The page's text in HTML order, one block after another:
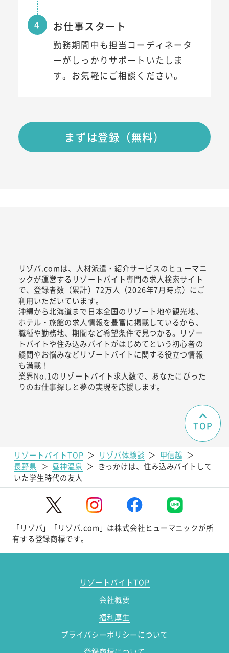
4 お仕事スタート
勤務期間中も担当コーディネータ
ーがしっかりサポートいたしま
す。お気軽にご相談ください。
まずは登録（無料）
リゾバ.comは、人材派遣・紹介サービスのヒューマニ
ックが運営するリゾートバイト専門の求人検索サイト
で、登録者数（累計）72万人（2026年7月時点）にご
利用いただいています。
沖縄から北海道まで日本全国のリゾート地や観光地、
ホテル・旅館の求人情報を豊富に掲載しているから、
職種や勤務地、期間など希望条件で見つかる。リゾー
トバイトや住み込みバイトがはじめてという初心者の
疑問やお悩みなどリゾートバイトに関する役立つ情報
も満載！
業界No.1のリゾートバイト求人数で、あなたにぴった
りのお仕事探しと夢の実現を応援します。
リゾートバイトTOP ＞ リゾバ体験談 ＞ 甲信越 ＞
長野県 ＞ 昼神温泉 ＞ きっかけは、住み込みバイトして
いた学生時代の友人
TOP
「リゾバ」「リゾバ.com」は株式会社ヒューマニックが所
有する登録商標です。
リゾートバイトTOP
会社概要
福利厚生
プライバシーポリシーについて